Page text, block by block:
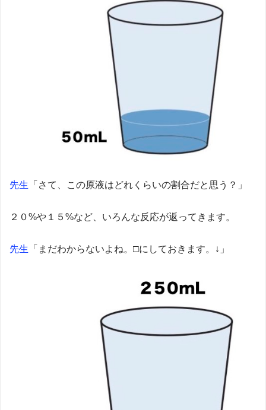
先生 「さて、この原液はどれくらいの割合だと思う？」
２０%や１５%など、いろんな反応が返ってきます。
先生 「まだわからないよね。□にしておきます。↓」